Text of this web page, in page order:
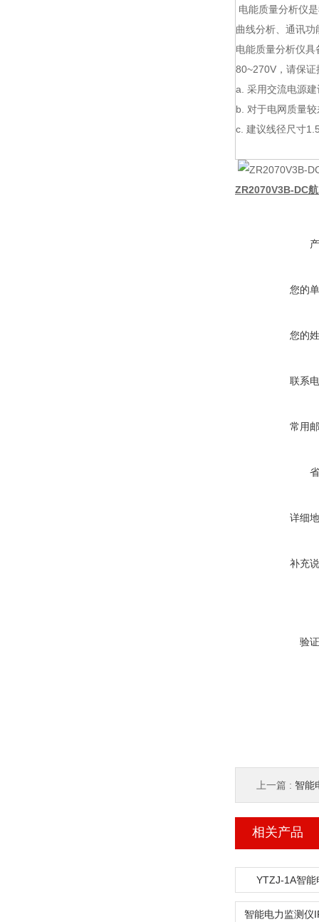
电能质量分析仪
曲线分析、通讯
电能质量分析仪
80~270V，请保
a. 采用交流电源
b. 对于电网质量
c. 建议线径尺寸
ZR2070V3B-DC
您的
您的
联系
常用
详细
补充
验
上一篇 : 智能
相关产品
YTZJ-1A智能